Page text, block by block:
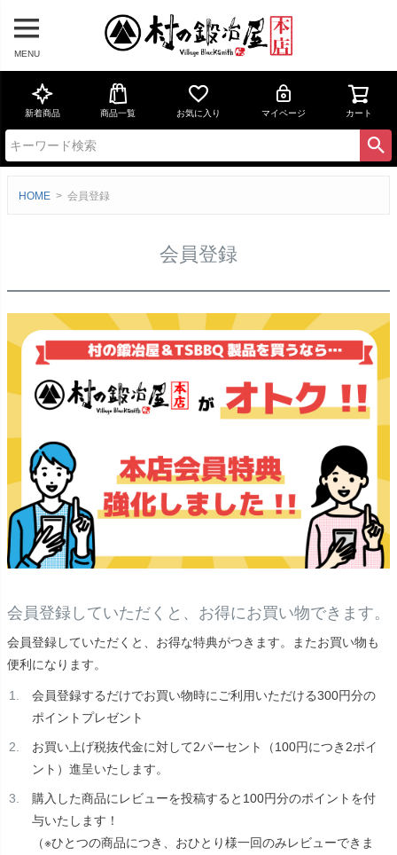
MENU
新着商品 商品一覧 お気に入り マイページ カート
HOME 会員登録
会員登録
会員登録していただくと、お得にお買い物できます。
会員登録していただくと、お得な特典がつきます。またお買い物も
便利になります。
会員登録するだけでお買い物時にご利用いただける300円分の
ポイントプレゼント
お買い上げ税抜代金に対して2パーセント（100円につき2ポイ
ント）進呈いたします。
購入した商品にレビューを投稿すると100円分のポイントを付
与いたします！
（※ひとつの商品につき、おひとり様一回のみレビューできま